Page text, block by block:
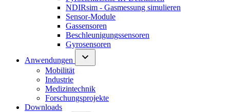
NDIRsim - Gasmessung simulieren
Sensor-Module
Gassensoren
Beschleunigungssensoren
Gyrosensoren
Anwendungen
Mobilität
Industrie
Medizintechnik
Forschungsprojekte
Downloads